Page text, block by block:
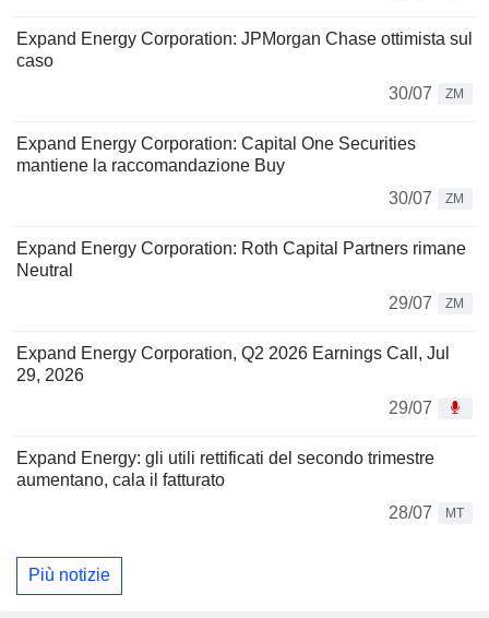
Expand Energy Corporation: JPMorgan Chase ottimista sul
caso
30/07
ZM
Expand Energy Corporation: Capital One Securities
mantiene la raccomandazione Buy
30/07
ZM
Expand Energy Corporation: Roth Capital Partners rimane
Neutral
29/07
ZM
Expand Energy Corporation, Q2 2026 Earnings Call, Jul
29, 2026
29/07
Expand Energy: gli utili rettificati del secondo trimestre
aumentano, cala il fatturato
28/07
MT
Più notizie